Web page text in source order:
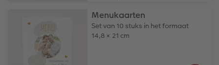
Menukaarten
Set van 10 stuks in het formaat
14,8 × 21 cm